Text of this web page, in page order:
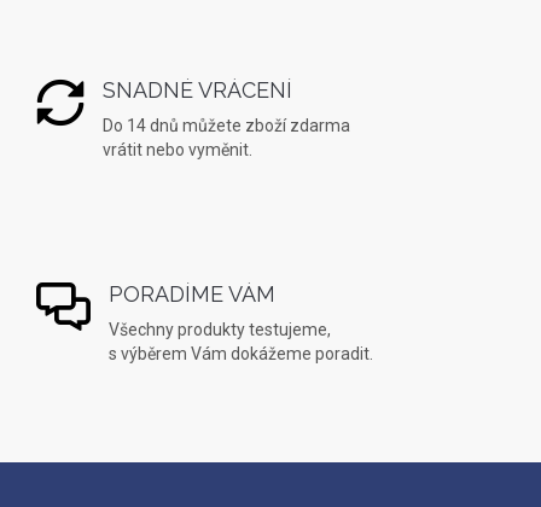
SNADNÉ VRÁCENÍ
Do 14 dnů můžete zboží zdarma
vrátit nebo vyměnit.
PORADÍME VÁM
Všechny produkty testujeme,
s výběrem Vám dokážeme poradit.